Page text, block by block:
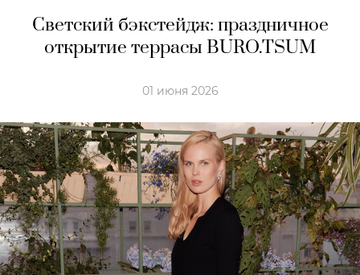
Светский бэкстейдж: праздничное
открытие террасы BURO.TSUM
01 июня 2026